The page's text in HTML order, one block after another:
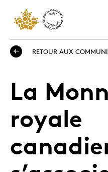
RETOUR AUX
La
royale